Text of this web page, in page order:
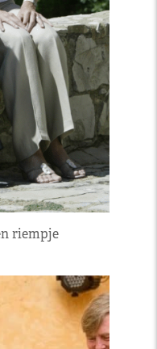
riempje